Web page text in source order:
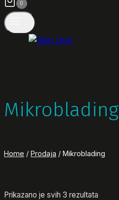
0
Mikroblading
Home / Prodaja / Mikroblading
Prikazano je svih 3 rezultata